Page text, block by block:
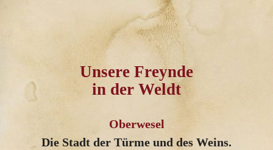
Unsere Freynde
in der Weldt
Oberwesel
Die Stadt der Türme und des Weins.